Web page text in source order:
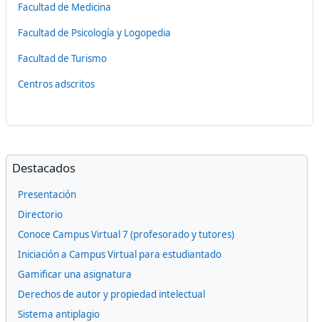
Facultad de Medicina
Facultad de Psicología y Logopedia
Facultad de Turismo
Centros adscritos
Bloques
Omitir Destacados
Destacados
Presentación
Directorio
Conoce Campus Virtual 7 (profesorado y tutores)
Iniciación a Campus Virtual para estudiantado
Gamificar una asignatura
Derechos de autor y propiedad intelectual
Sistema antiplagio